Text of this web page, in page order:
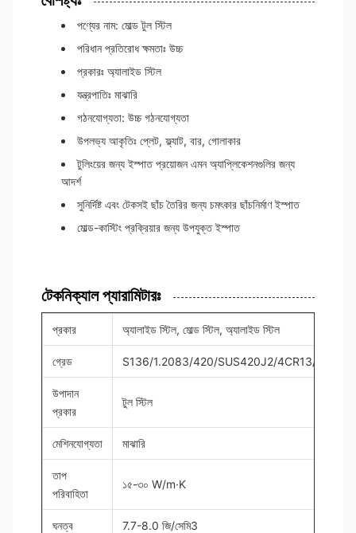
পণ্যের নাম: মোল্ড টুল স্টিল
পরিধান প্রতিরোধ ক্ষমতাঃ উচ্চ
প্রকারঃ অ্যালাইড স্টিল
যন্ত্রপাতিঃ মাঝারি
গঠনযোগ্যতা: উচ্চ গঠনযোগ্যতা
উপলভ্য আকৃতিঃ প্লেট, ফ্ল্যাট, বার, গোলাকার
টুলিংয়ের জন্য ইস্পাত প্রয়োজন এমন অ্যাপ্লিকেশনগুলির জন্য
আদর্শ
সুনির্দিষ্ট এবং টেকসই ছাঁচ তৈরির জন্য চমৎকার ছাঁচনির্মাণ ইস্পাত
মোল্ড-কাস্টিং প্রক্রিয়ার জন্য উপযুক্ত ইস্পাত
টেকনিক্যাল প্যারামিটারঃ
প্রকার অ্যালাইড স্টিল, মোল্ড স্টিল, অ্যালাইড স্টিল
গ্রেড S136/1.2083/420/SUS420J2/4CR13/
উপাদান
প্রকার
টুল স্টিল
মেশিনযোগ্যতা মাঝারি
তাপ
পরিবাহিতা
১৫-৩০ W/m·K
ঘনত্ব 7.7-8.0 জি/সেমি3